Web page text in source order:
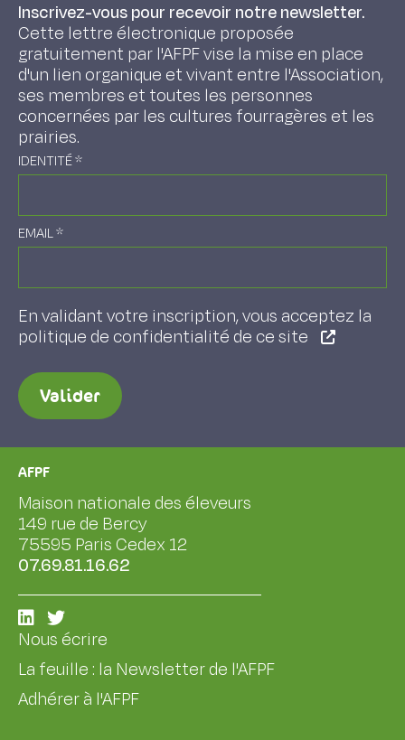
Inscrivez-vous pour recevoir notre newsletter.
Cette lettre électronique proposée
gratuitement par l'AFPF vise la mise en place
d'un lien organique et vivant entre l'Association,
ses membres et toutes les personnes
concernées par les cultures fourragères et les
prairies.
IDENTITÉ*
EMAIL*
En validant votre inscription, vous acceptez la
politique de confidentialité de ce site
Valider
AFPF
Maison nationale des éleveurs
149 rue de Bercy
75595 Paris Cedex 12
07.69.81.16.62
Nous écrire
La feuille : la Newsletter de l'AFPF
Adhérer à l'AFPF